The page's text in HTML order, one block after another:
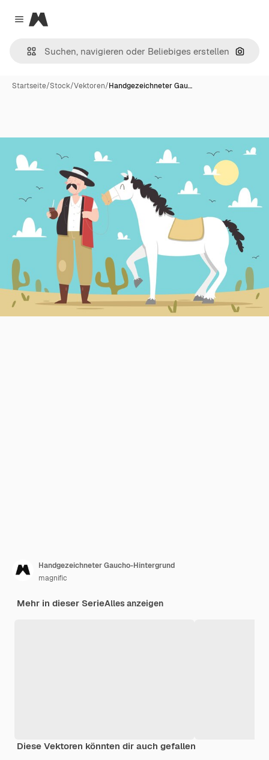
Close menu
Magnific
Nach
Startseite/Stock/Vektoren/Handgezeichneter Gau…
Handgezeichneter Gaucho-Hintergrund
magnific
Mehr in dieser SerieAlles anzeigen
Diese Vektoren könnten dir auch gefallen